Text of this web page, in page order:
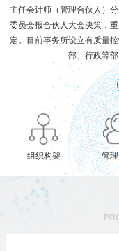
主任会计师（管理合伙人）
委员会报合伙人大会决策，
定。目前事务所设立有质量
部、行政等
组织构架 管